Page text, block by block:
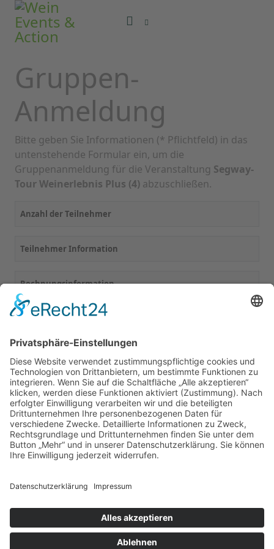
Gruppen-
Anmeldung
Bitte geben Sie Informationen (* Pflichtfeld) in das
untenstehende Formular ein, um die
Gruppenanmeldung für die Veranstaltung Segway-
Tour Weinerlebnis Plus (4) abzuschließen.
Anzahl der Teilnehmer
Teilnehmer Information
Rechnungsinformation
GUTSSCHENKE ÜBERNACHTUNG
PARTYKELLER
SEGWAY
KONTAKT
Cookie-Einstellungen
©2026 Heinrichs Gutsschenke / Wein Event Action |
Hespengrund 11 | 77770 Durbach
0781 41165 (14:00-18:00 Uhr)